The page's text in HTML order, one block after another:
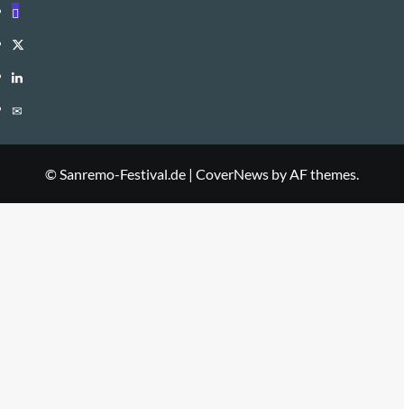
Mastodon
Twitter
LinkedIn
E-
© Sanremo-Festival.de | CoverNews by AF themes.